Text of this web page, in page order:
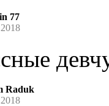
77
Raduk